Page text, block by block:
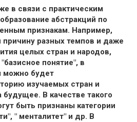
в связи с практическим
абстракций по
признакам. Например,
причину разных темпов и даже
целых стран и народов,
понятие", в
можно будет
изучаемых стран и
будущее. В качестве такого
быть признаны категории
" менталитет" и др. В